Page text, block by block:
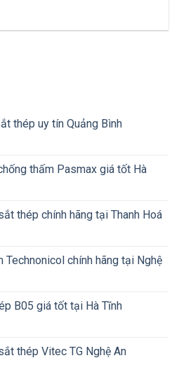
thép uy tín Quảng Bình
thấm Pasmax giá tốt Hà
thép chính hãng tại Thanh Hoá
Technonicol chính hãng tại Nghệ
B05 giá tốt tại Hà Tĩnh
thép Vitec TG Nghệ An